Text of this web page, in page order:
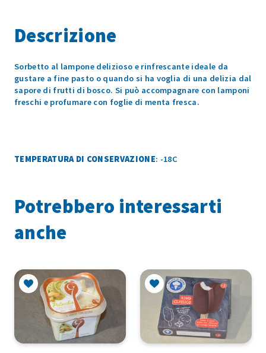
Descrizione
Sorbetto al lampone delizioso e rinfrescante ideale da
gustare a fine pasto o quando si ha voglia di una delizia dal
sapore di frutti di bosco. Si può accompagnare con lamponi
freschi e profumare con foglie di menta fresca.
TEMPERATURA DI CONSERVAZIONE: -18C
Potrebbero interessarti
anche